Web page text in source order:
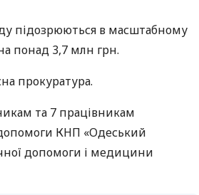
КАРТОК
підозрюються в масштабному
понад 3,7 млн грн.
прокуратура.
та 7 працівникам
КНП «Одеський
допомоги і медицини